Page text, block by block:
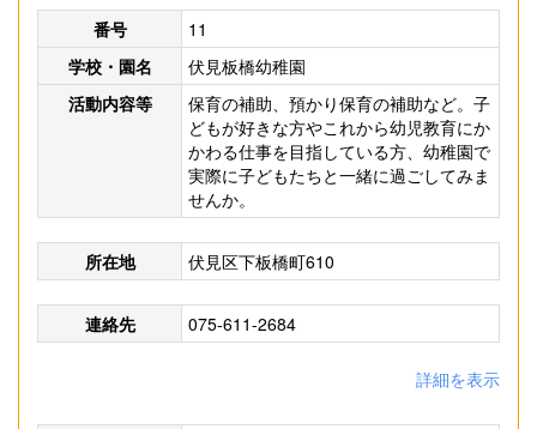
番号
11
学校・園名
伏見板橋幼稚園
活動内容等
保育の補助、預かり保育の補助など。子
どもが好きな方やこれから幼児教育にか
かわる仕事を目指している方、幼稚園で
実際に子どもたちと一緒に過ごしてみま
せんか。
所在地 伏見区下板橋町610
連絡先 075-611-2684
詳細を表示